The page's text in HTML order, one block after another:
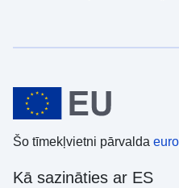
Šo tīmekļvietni pārvalda
Kā sazināties ar ES